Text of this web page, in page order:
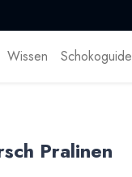
Wissen Schokoguide
Pralinen